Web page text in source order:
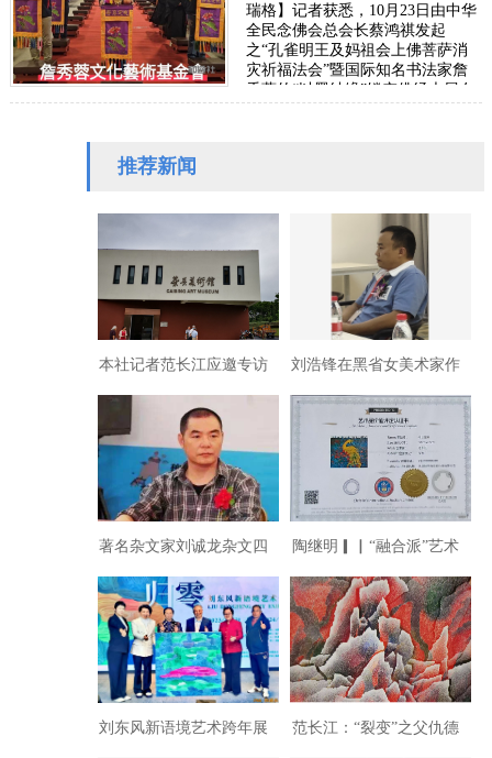
瑞格】记者获悉，10月23日由中华
全民念佛会总会长蔡鸿祺发起
之“孔雀明王及妈祖会上佛菩萨消
灾祈福法会”暨国际知名书法家詹
秀蓉的“以墨结缘”镂空佛经大展在
圆山争艷馆隆重展出，并于27日傍
推荐新闻
本社记者范长江应邀专访
上海蔡兵美术馆
刘浩锋在黑省女美术家作
品展畅谈东方文化复兴
著名杂文家刘诚龙杂文四
则共飨
陶继明▎▏“融合派”艺术
家：范长江及其丙烯画
刘东风新语境艺术跨年展 范长江：“裂变”之父仇德